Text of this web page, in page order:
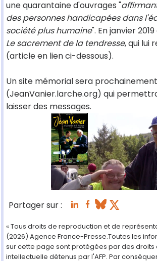
une quarantaine d'ouvrages "
des personnes handicapées dans
société plus humaine". En janvier
Le sacrement de la tendresse, qui lui
(article en lien ci-dessous).
Un site mémorial sera
(JeanVanier.larche.org) qui
laisser des messages.
Partager sur :
« Tous droits de reproduction et de
(2026) Agence France-Presse.Toutes les
sur cette page sont protégées par des
intellectuelle détenus par l'AFP. Par